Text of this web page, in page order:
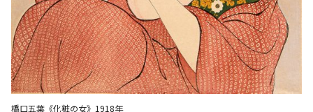
橋口五葉《化粧の女》1918年